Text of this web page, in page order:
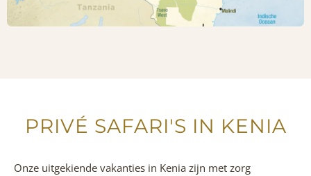
PRIVÉ SAFARI'S IN KENIA
Onze uitgekiende vakanties in Kenia zijn met zorg